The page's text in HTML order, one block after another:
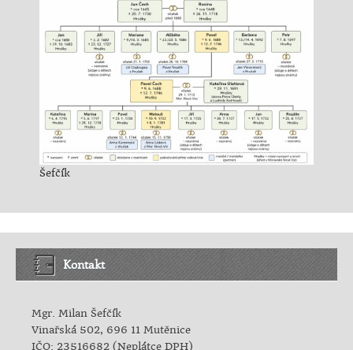
Šefčík
Kontakt
Mgr. Milan Šefčík
Vinařská 502, 696 11 Mutěnice
IČO: 23516682 (Neplátce DPH)